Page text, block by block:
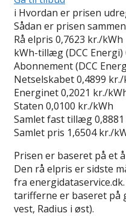
i Hvordan er prisen
Sådan er prisen
Rå elpris 0,7623 kr./kWh
kWh-tillæg (DCC Energi)
Abonnement (DCC
Netselskabet0,4899
Energinet0,2021 kr./
Staten 0,0100 kr./kWh
Samlet fast tillæg
Samlet pris 1,6504 kr./
Prisen er baseret på et
Den rå elpris er sidste
fra
tarifferne er baseret på
vest, Radius i øst).